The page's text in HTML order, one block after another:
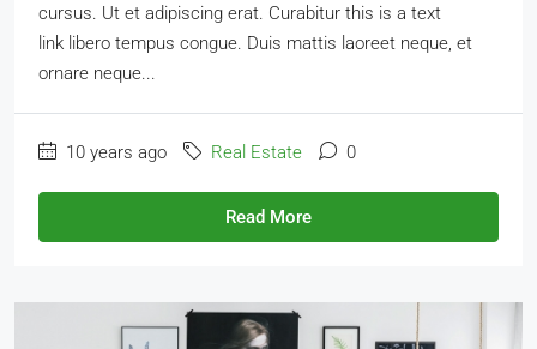
cursus. Ut et adipiscing erat. Curabitur this is a text
link libero tempus congue. Duis mattis laoreet neque, et
ornare neque...
10 years ago Real Estate 0
Read More